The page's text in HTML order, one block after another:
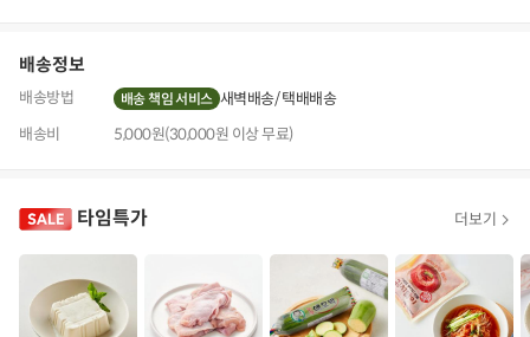
배송정보
배송방법 배송 책임 서비스 새벽배송 택배배송
배송비
5,000원(30,000원 이상 무료)
타임특가 더보기